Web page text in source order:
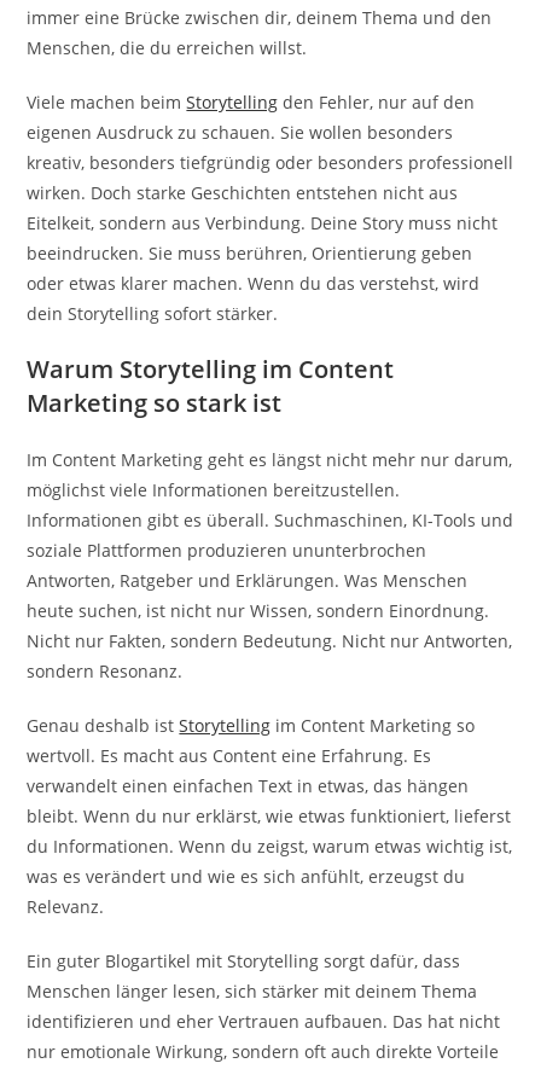
immer eine Brücke zwischen dir, deinem Thema und den
Menschen, die du erreichen willst.
Viele machen beimStorytelling den Fehler, nur auf den
eigenen Ausdruck zu schauen. Sie wollen besonders
kreativ, besonders tiefgründig oder besonders professionell
wirken. Doch starke Geschichten entstehen nicht aus
Eitelkeit, sondern aus Verbindung. Deine Story muss nicht
beeindrucken. Sie muss berühren, Orientierung geben
oder etwas klarer machen. Wenn du das verstehst, wird
dein Storytelling sofort stärker.
Warum Storytelling im Content
Marketing so stark ist
Im Content Marketing geht es längst nicht mehr nur darum,
möglichst viele Informationen bereitzustellen.
Informationen gibt es überall. Suchmaschinen, KI-Tools und
soziale Plattformen produzieren ununterbrochen
Antworten, Ratgeber und Erklärungen. Was Menschen
heute suchen, ist nicht nur Wissen, sondern Einordnung.
Nicht nur Fakten, sondern Bedeutung. Nicht nur Antworten,
sondern Resonanz.
Genau deshalb istStorytelling im Content Marketing so
wertvoll. Es macht aus Content eine Erfahrung. Es
verwandelt einen einfachen Text in etwas, das hängen
bleibt. Wenn du nur erklärst, wie etwas funktioniert, lieferst
du Informationen. Wenn du zeigst, warum etwas wichtig ist,
was es verändert und wie es sich anfühlt, erzeugst du
Relevanz.
Ein guter Blogartikel mit Storytelling sorgt dafür, dass
Menschen länger lesen, sich stärker mit deinem Thema
identifizieren und eher Vertrauen aufbauen. Das hat nicht
nur emotionale Wirkung, sondern oft auch direkte Vorteile